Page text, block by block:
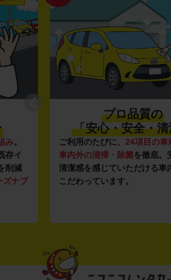
み。
存イ
削減
ズナブ
プロ品質の
「安心・安全・
ご利用のたびに、 24項目の車
車内外の清掃・除菌を徹底。
清潔感を感じていただける車
こだわっています。